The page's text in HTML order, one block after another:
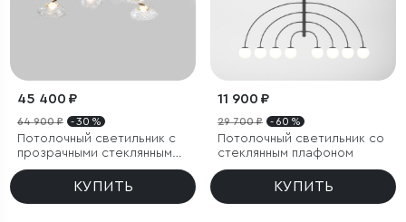
45 400 ₽
64 900 ₽ - 30 %
Потолочный светильник с
прозрачными стеклянными
плафонами
КУПИТЬ
11 900 ₽
29 700 ₽ - 60 %
Потолочный светильник со
стеклянным плафоном
КУПИТЬ